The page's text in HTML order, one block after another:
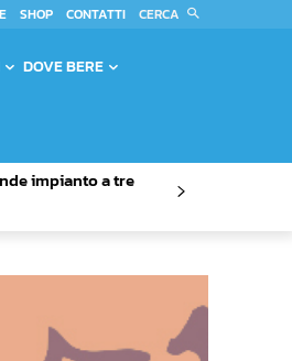
SHOP CONTATTI CERCA
DOVE BERE
impianto a tre